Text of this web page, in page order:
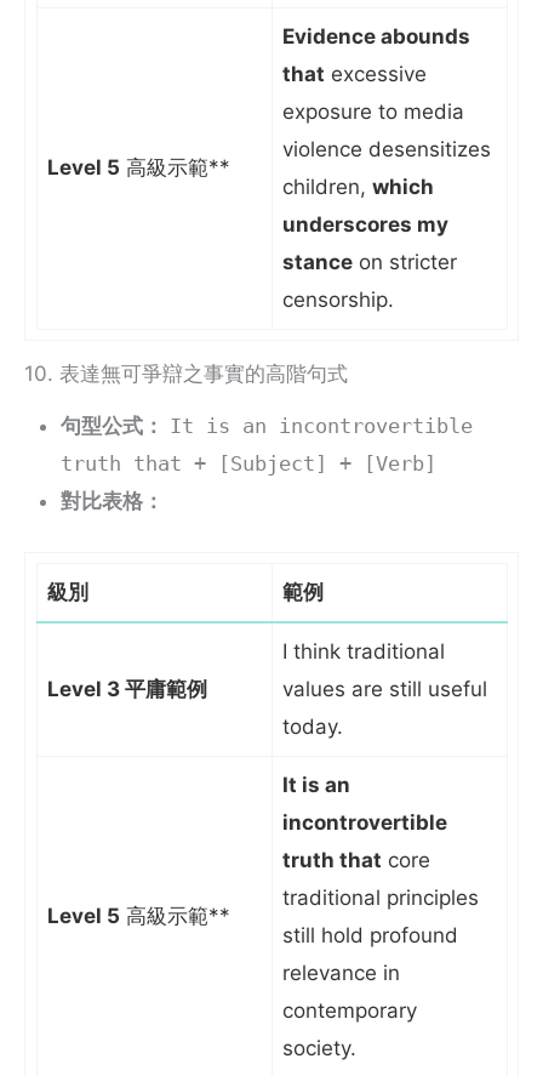
Level 5 高級示範**
Evidence abounds
that excessive
exposure to media
violence desensitizes
children, which
underscores my
stance on stricter
censorship.
10. 表達無可爭辯之事實的高階句式
句型公式：
It is an incontrovertible
truth that + [Subject] + [Verb]
對比表格：
級別 範例
Level 3 平庸範例
I think traditional
values are still useful
today.
Level 5 高級示範**
It is an
incontrovertible
truth that core
traditional principles
still hold profound
relevance in
contemporary
society.